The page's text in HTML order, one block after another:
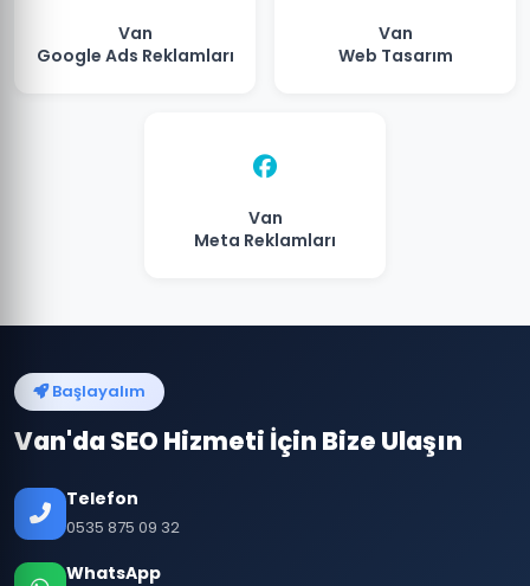
Van
Google Ads Reklamları
Van
Web Tasarım
Van
Meta Reklamları
Başlayalım
Van'da SEO Hizmeti İçin Bize Ulaşın
Telefon
0535 875 09 32
WhatsApp